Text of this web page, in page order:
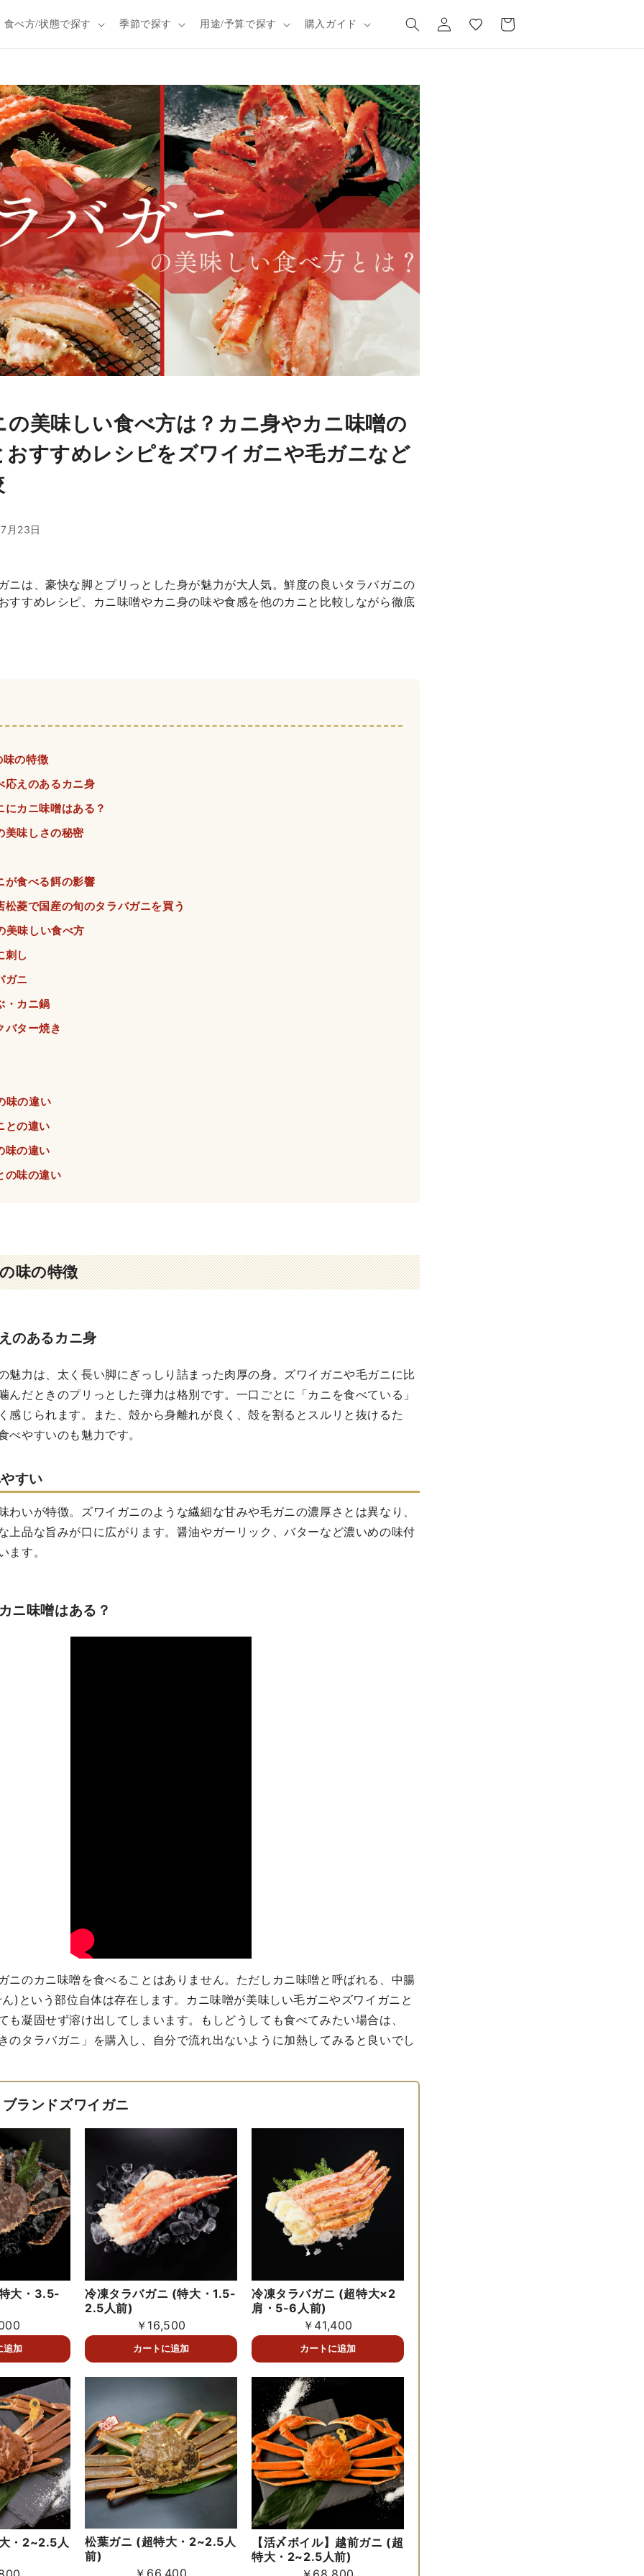
食べ方/状態で探す 季節で探す 用途/予算で探す 購入ガイド
イ
に
ー
の美味しい食べ方は？カニ身やカニ味噌の
おすすめレシピをズワイガニや毛ガニなど
月23日
ニは、豪快な脚とプリっとした身が魅力が大人気。鮮度の良いタラバガニの
すすめレシピ、カニ味噌やカニ身の味や食感を他のカニと比較しながら徹底
味の特徴
応えのあるカニ身
にカニ味噌はある？
美味しさの秘密
が食べる餌の影響
松菱で国産の旬のタラバガニを買う
美味しい食べ方
刺し
ガニ
・カニ鍋
バター焼き
味の違い
との違い
味の違い
の味の違い
味の特徴
のあるカニ身
魅力は、太く長い脚にぎっしり詰まった肉厚の身。ズワイガニや毛ガニに比
んだときのプリっとした弾力は格別です。一口ごとに「カニを食べている」
感じられます。また、殻から身離れが良く、殻を割るとスルリと抜けるた
べやすいのも魅力です。
すい
わいが特徴。ズワイガニのような繊細な甘みや毛ガニの濃厚さとは異なり、
上品な旨みが口に広がります。醤油やガーリック、バターなど濃いめの味付
ます。
ニ味噌はある？
ニのカニ味噌を食べることはありません。ただしカニ味噌と呼ばれる、中腸
)という部位自体は存在します。カニ味噌が美味しい毛ガニやズワイガニと
も凝固せず溶け出してしまいます。もしどうしても食べてみたい場合は、
のタラバガニ」を購入し、自分で流れ出ないように加熱してみると良いでし
ランドズワイガニ
大・3.5-
冷凍タラバガニ (特大・1.5-
2.5人前)
￥16,500
冷凍タラバガニ (超特大×2
肩・5-6人前)
￥41,400
・2~2.5人
松葉ガニ (超特大・2~2.5人
前)
【活〆ボイル】越前ガニ (超
特大・2~2.5人前)